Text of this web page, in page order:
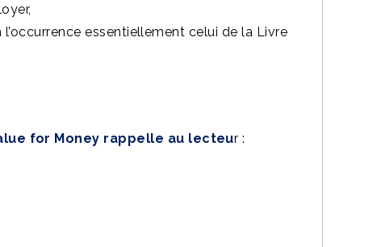
l’occurrence essentiellement celui de la Livre
for Money rappelle au lecteur :